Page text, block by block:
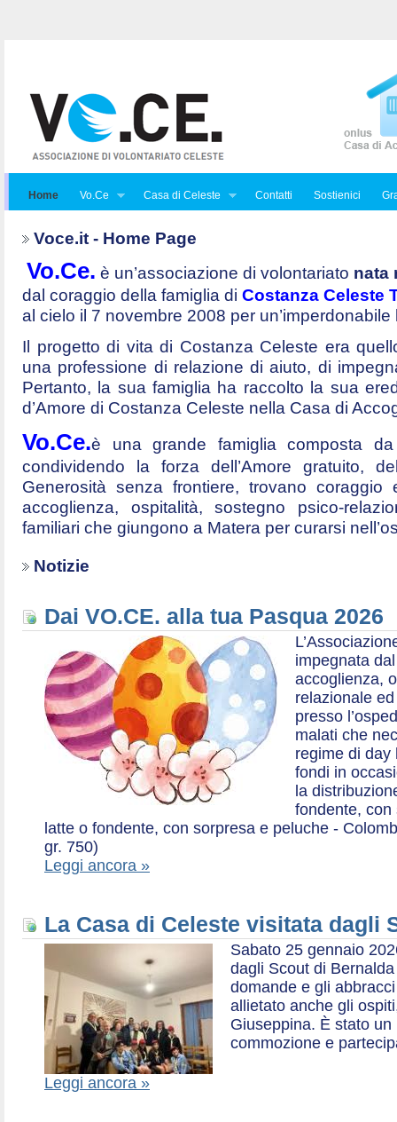
Home Vo.Ce Casa di Celeste Contatti Sostienici
Voce.it - Home Page
Vo.Ce. è un’associazione di volontariato nata
dal coraggio della famiglia di Costanza Celeste
al cielo il 7 novembre 2008 per
Il progetto di vita di Costanza Celeste era
una professione di relazione di aiuto, di
Pertanto, la sua famiglia ha raccolto la sua
d’Amore di Costanza Celeste nella Casa di
Vo.Ce.è una grande famiglia composta
condividendo la forza dell’Amore gratuito,
Generosità senza frontiere, trovano
accoglienza, ospitalità, sostegno psico-
familiari che giungono a Matera per curarsi
Notizie
Dai VO.CE. alla tua Pasqua 2026
impegnata
accoglienza,
relazionale
presso
malati che
regime di day
fondi in
la
fondente, con
latte o fondente, con sorpresa e peluche -
gr. 750)
Leggi ancora »
La Casa di Celeste visitata dagli
Sabato 25 gennaio
dagli Scout di
domande e gli
allietato anche gli
Giuseppina. È stato
commozione e
Leggi ancora »